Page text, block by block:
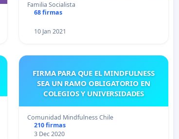
Familia Socialista
68 firmas
10 Jan 2021
FIRMA PARA QUE EL MINDFULNESS
SEA UN RAMO OBLIGATORIO EN
COLEGIOS Y UNIVERSIDADES
Comunidad Mindfulness Chile
210 firmas
3 Dec 2020